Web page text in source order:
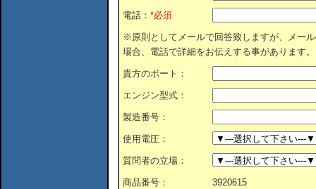
電話： *必須
※原則としてメールで回答致しますが、メー
場合、電話で詳細をお伝えする事があります。
貴方のボート：
エンジン型式：
製造番号：
使用電圧：
質問者の立場：
商品番号： 3920615